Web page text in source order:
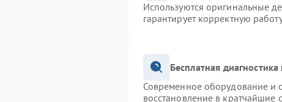
Используются оригинальные
гарантирует корректную
Бесплатная
Современное оборудование и
восстановление в кратчайшие